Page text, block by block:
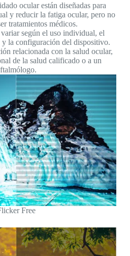
ocular están diseñadas para
y reducir la fatiga ocular, pero no
tratamientos médicos.
según el uso individual, el
la configuración del dispositivo.
relacionada con la salud ocular,
de la salud calificado o a un
Free